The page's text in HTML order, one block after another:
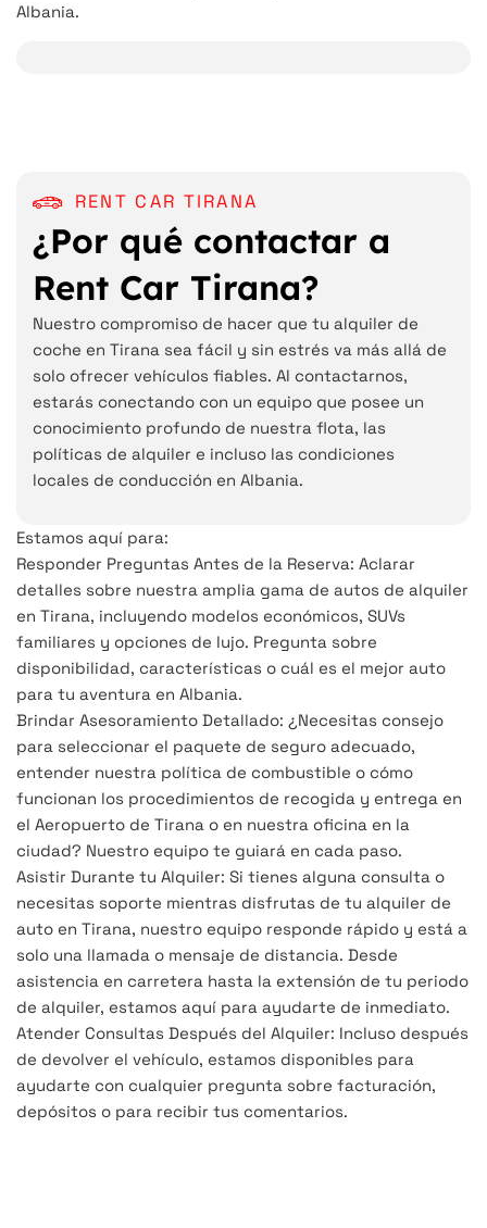
Albania.
Estamos aquí para:
Responder Preguntas Antes de la Reserva: Aclarar
detalles sobre nuestra amplia gama de autos de alquiler
en Tirana, incluyendo modelos económicos, SUVs
familiares y opciones de lujo. Pregunta sobre
disponibilidad, características o cuál es el mejor auto
para tu aventura en Albania.
Brindar Asesoramiento Detallado: ¿Necesitas consejo
para seleccionar el paquete de seguro adecuado,
entender nuestra política de combustible o cómo
funcionan los procedimientos de recogida y entrega en
el Aeropuerto de Tirana o en nuestra oficina en la
ciudad? Nuestro equipo te guiará en cada paso.
Asistir Durante tu Alquiler: Si tienes alguna consulta o
necesitas soporte mientras disfrutas de tu alquiler de
auto en Tirana, nuestro equipo responde rápido y está a
solo una llamada o mensaje de distancia. Desde
asistencia en carretera hasta la extensión de tu periodo
de alquiler, estamos aquí para ayudarte de inmediato.
Atender Consultas Después del Alquiler: Incluso después
de devolver el vehículo, estamos disponibles para
ayudarte con cualquier pregunta sobre facturación,
depósitos o para recibir tus comentarios.
RENT CAR TIRANA
¿Por qué contactar a
Rent Car Tirana?
Nuestro compromiso de hacer que tu alquiler de
coche en Tirana sea fácil y sin estrés va más allá de
solo ofrecer vehículos fiables. Al contactarnos,
estarás conectando con un equipo que posee un
conocimiento profundo de nuestra flota, las
políticas de alquiler e incluso las condiciones
locales de conducción en Albania.